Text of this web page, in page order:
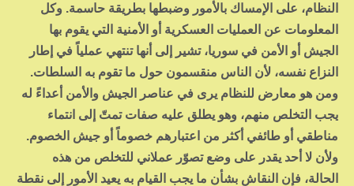
النظام، على الإمساك بالأمور وضبطها بطريقة حاسمة. وكل
المعلومات عن العمليات العسكرية أو الأمنية التي يقوم بها
الجيش أو الأمن في سوريا، تشير إلى أنها تنتهي عملياً في إطار
النزاع نفسه، لأن الناس منقسمون حول ما تقوم به السلطات.
ومن هو معارض للنظام يرى في عناصر الجيش والأمن أعداءً له
يجب التخلص منهم، وهو يطلق عليه صفات تمتّ إلى انتماء
مناطقي أو طائفي أكثر من اعتبارهم خصوماً أو جيش الخصوم.
ولأن لا أحد يقدر على وضع تصوّر عملاني للتخلص من هذه
الحالة، فإن النقاش بشأن ما يجب القيام به يعيد الأمور إلى نقطة